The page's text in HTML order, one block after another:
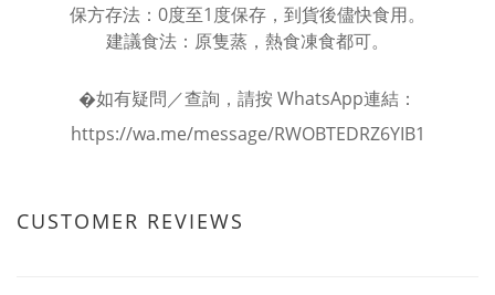
保方存法：0度至1度保存，到貨後儘快食用。
建議食法：原隻蒸，熱食凍食都可。
�如有疑問／查詢，請按 WhatsApp連結：
https://wa.me/message/RWOBTEDRZ6YIB1
CUSTOMER REVIEWS